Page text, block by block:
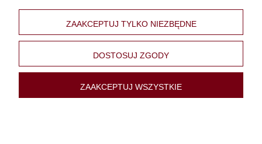
Poltyka cookies
varsaviana
Nowości
ZAAKCEPTUJ TYLKO NIEZBĘDNE
DOSTOSUJ ZGODY
ZAAKCEPTUJ WSZYSTKIE